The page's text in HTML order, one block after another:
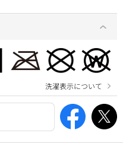
洗濯表示について